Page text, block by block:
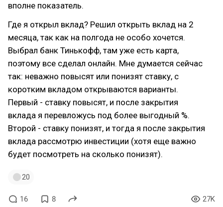
вполне показатель.
Где я открыл вклад? Решил открыть вклад на 2
месяца, так как на полгода не особо хочется.
Выбрал банк Тинькофф, там уже есть карта,
поэтому все сделал онлайн. Мне думается сейчас
так: неважно повысят или понизят ставку, с
коротким вкладом открываются варианты.
Первый - ставку повысят, и после закрытия
вклада я перевложусь под более выгодный %.
Второй - ставку понизят, и тогда я после закрытия
вклада рассмотрю инвестиции (хотя еще важно
будет посмотреть на сколько понизят).
20
16 8 27K